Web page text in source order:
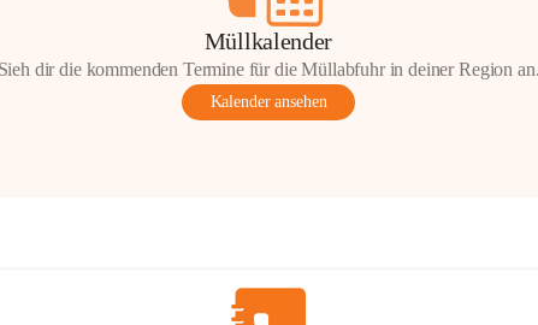
Müllkalender
Sieh dir die kommenden Termine für die Müllabfuhr in deiner Region an.
Kalender ansehen